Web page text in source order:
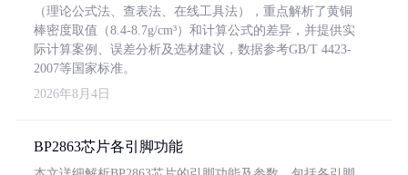
（理论公式法、查表法、在线工具法），重点解析了黄铜
棒密度取值（8.4-8.7g/cm³）和计算公式的差异，并提供实
际计算案例、误差分析及选材建议，数据参考GB/T 4423-
2007等国家标准。
2026年8月4日
BP2863芯片各引脚功能